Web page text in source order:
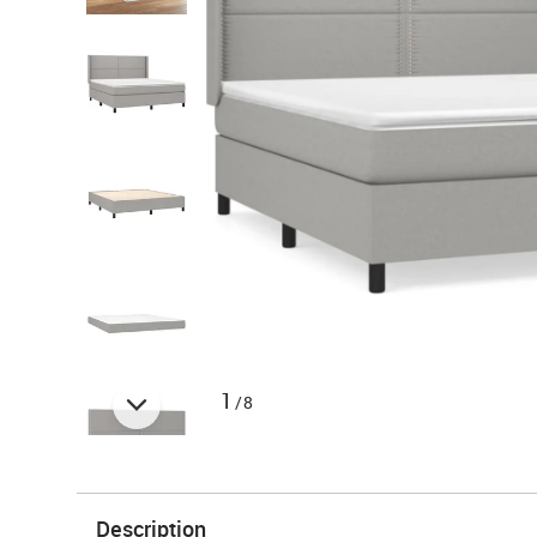
1 /8
Description